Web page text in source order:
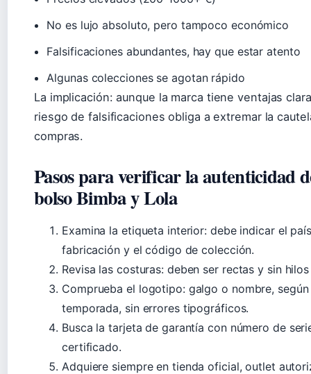
No es lujo absoluto, pero tampoco económico
Falsificaciones abundantes, hay que estar atento
Algunas colecciones se agotan rápido
La implicación: aunque la marca tiene ventajas
riesgo de falsificaciones obliga a extremar la
compras.
Pasos para verificar la autenticidad
bolso Bimba y Lola
Examina la etiqueta interior: debe indicar el
fabricación y el código de colección.
Revisa las costuras: deben ser rectas y sin
Comprueba el logotipo: galgo o nombre, según
temporada, sin errores tipográficos.
Busca la tarjeta de garantía con número de
certificado.
Adquiere siempre en tienda oficial, outlet